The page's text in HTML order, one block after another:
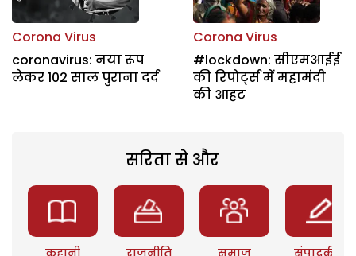
Corona Virus
coronavirus: नया रूप
लेकर 102 साल पुराना दर्द
Corona Virus
#lockdown: सीएमआईई
की रिपोर्ट्स में महामंदी
की आहट
सरिता से और
कहानी राजनीति समाज संपादकीय